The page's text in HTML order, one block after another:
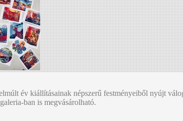
év kiállításainak népszerű festményeiből nyújt
ban is megvásárolható.